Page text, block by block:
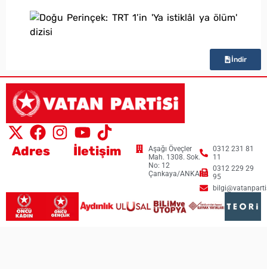
İndir
Adres
Aşağı Öveçler
Mah. 1308. Sok.
No: 12
Çankaya/ANKARA
İletişim
0312 231 81
11
0312 229 29
95